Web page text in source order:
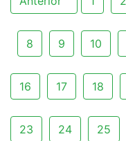
8 9 10
16 17 18
23 24 25